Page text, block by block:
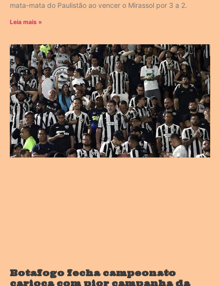
mata-mata do Paulistão ao vencer o Mirassol por 3 a 2.
Leia mais »
Botafogo fecha campeonato
carioca com pior campanha da